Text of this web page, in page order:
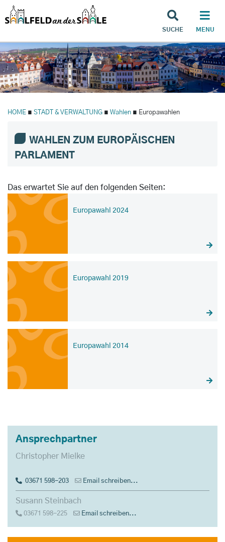
SUCHE MENU
HOME ∎ STADT & VERWALTUNG ∎ Wahlen ∎ Europawahlen
WAHLEN ZUM EUROPÄISCHEN
PARLAMENT
Das erwartet Sie auf den folgenden Seiten:
Europawahl 2024
Europawahl 2019
Europawahl 2014
Ansprechpartner
Christopher Mielke
03671 598-203 Email schreiben...
Susann Steinbach
03671 598-225 Email schreiben...